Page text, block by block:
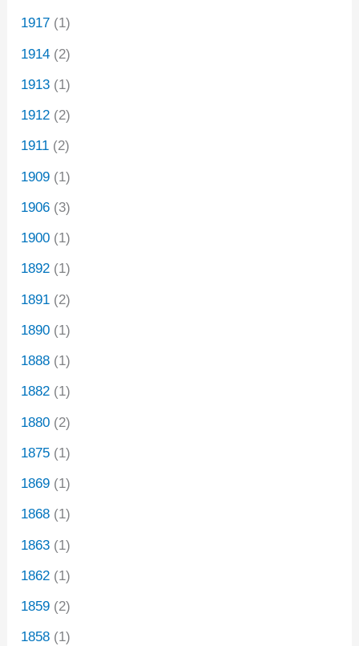
1917 (1)
1914 (2)
1913 (1)
1912 (2)
1911 (2)
1909 (1)
1906 (3)
1900 (1)
1892 (1)
1891 (2)
1890 (1)
1888 (1)
1882 (1)
1880 (2)
1875 (1)
1869 (1)
1868 (1)
1863 (1)
1862 (1)
1859 (2)
1858 (1)